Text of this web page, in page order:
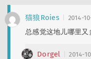
猫狼Roies 2014-
总感觉这地儿哪里
Dorgel 2014-